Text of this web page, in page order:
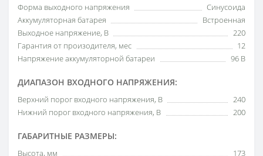
Форма выходного напряжения
Синусоида
Аккумуляторная батарея
Встроенная
Выходное напряжение, В
220
Гарантия от произодителя, мес
12
Напряжение аккумуляторной батареи
96 В
ДИАПАЗОН ВХОДНОГО НАПРЯЖЕНИЯ:
Верхний порог входного напряжения, В
240
Нижний порог входного напряжения, В
200
ГАБАРИТНЫЕ РАЗМЕРЫ:
Высота, мм
173